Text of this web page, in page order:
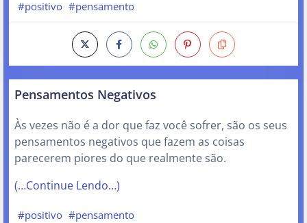
#positivo #pensamento
Pensamentos Negativos
Às vezes não é a dor que faz você sofrer, são os seus
pensamentos negativos que fazem as coisas
parecerem piores do que realmente são.
(…Continue Lendo…)
#positivo #pensamento